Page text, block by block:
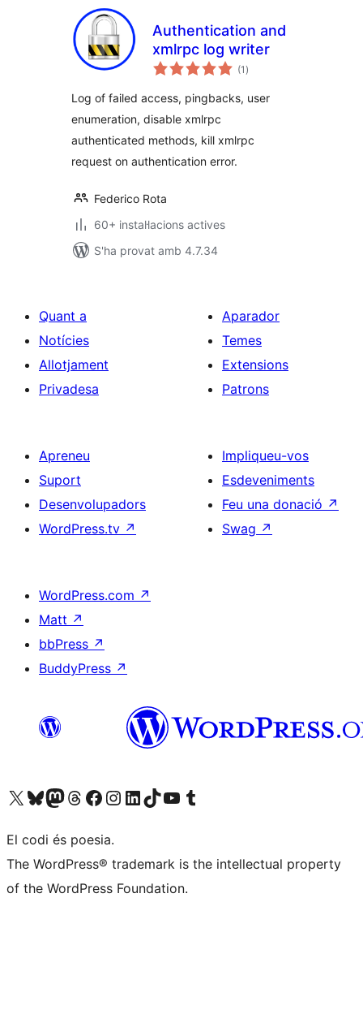
Authentication and
xmlrpc log writer
(1 puntuacions
totals
)
Log of failed access, pingbacks, user
enumeration, disable xmlrpc
authenticated methods, kill xmlrpc
request on authentication error.
Federico Rota
60+ instal·lacions actives
S'ha provat amb 4.7.34
Quant a
Notícies
Allotjament
Privadesa
Aparador
Temes
Extensions
Patrons
Apreneu
Suport
Desenvolupadors
WordPress.tv ↗
Impliqueu-vos
Esdeveniments
Feu una donació ↗
Swag ↗
WordPress.com ↗
Matt ↗
bbPress ↗
BuddyPress ↗
Visiteu el nostre compte X (abans Twitter)
Visiteu el nostre compte de Bluesky
Visiteu el nostre compte al Mastodon
Visiteu el nostre compte de Threads
Visiteu la nostra pàgina al Facebook
Visiteu el nostre compte d'Instagram
Visiteu el nostre compte de LinkedIn
Visiteu el nostre compte de TikTok
Visiteu el nostre canal al YouTube
Visiteu el nostre compte de Tumblr
El codi és poesia.
The WordPress® trademark is the intellectual property
of the WordPress Foundation.